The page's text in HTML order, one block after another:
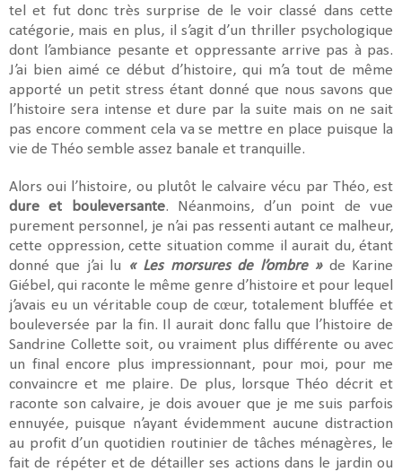
tel et fut donc très surprise de le voir classé dans cette
catégorie, mais en plus, il s’agit d’un thriller psychologique
dont l’ambiance pesante et oppressante arrive pas à pas.
J’ai bien aimé ce début d’histoire, qui m’a tout de même
apporté un petit stress étant donné que nous savons que
l’histoire sera intense et dure par la suite mais on ne sait
pas encore comment cela va se mettre en place puisque la
vie de Théo semble assez banale et tranquille.
Alors oui l’histoire, ou plutôt le calvaire vécu par Théo, est
dure et bouleversante. Néanmoins, d’un point de vue
purement personnel, je n’ai pas ressenti autant ce malheur,
cette oppression, cette situation comme il aurait du, étant
donné que j’ai lu
« Les morsures de l’ombre »de Karine
Giébel, qui raconte le même genre d’histoire et pour lequel
j’avais eu un véritable coup de cœur, totalement bluffée et
bouleversée par la fin. Il aurait donc fallu que l’histoire de
Sandrine Collette soit, ou vraiment plus différente ou avec
un final encore plus impressionnant, pour moi, pour me
convaincre et me plaire. De plus, lorsque Théo décrit et
raconte son calvaire, je dois avouer que je me suis parfois
ennuyée, puisque n’ayant évidemment aucune distraction
au profit d’un quotidien routinier de tâches ménagères, le
fait de répéter et de détailler ses actions dans le jardin ou